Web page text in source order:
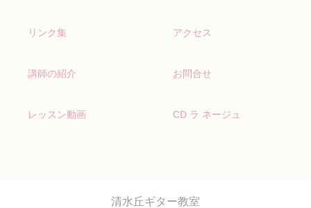
リンク集 アクセス
講師の紹介 お問合せ
レッスン動画 CD ラ ネージュ
清水丘ギター教室